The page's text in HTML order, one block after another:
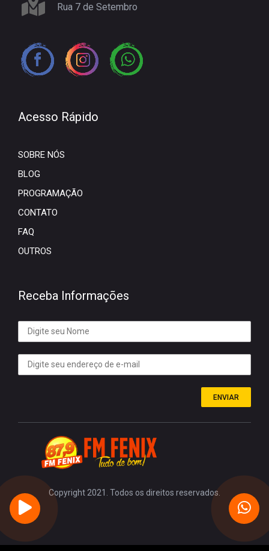
Rua 7 de Setembro
Acesso Rápido
SOBRE NÓS
BLOG
PROGRAMAÇÃO
CONTATO
FAQ
OUTROS
Receba Informações
ENVIAR
Copyright 2021. Todos os direitos reservados.